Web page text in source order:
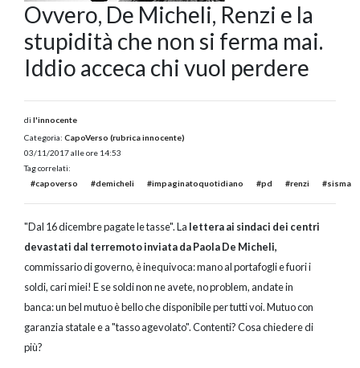
Ovvero, De Micheli, Renzi e la
stupidità che non si ferma mai.
Iddio acceca chi vuol perdere
di l'innocente
Categoria: CapoVerso (rubrica innocente)
03/11/2017 alle ore 14:53
Tag correlati:
#capoverso
#demicheli #impaginatoquotidiano #pd #renzi #sisma
"Dal 16 dicembre pagate le tasse". La lettera ai sindaci dei centri
devastati dal terremoto inviata da Paola De Micheli,
commissario di governo, è inequivoca: mano al portafogli e fuori i
soldi, cari miei! E se soldi non ne avete, no problem, andate in
banca: un bel mutuo è bello che disponibile per tutti voi. Mutuo con
garanzia statale e a "tasso agevolato". Contenti? Cosa chiedere di
più?